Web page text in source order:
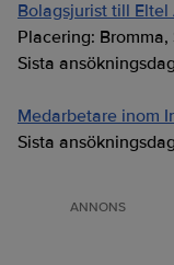
Bolagsjurist till Eltel
Placering:
Sista
Medarbetare inom
Sista
ANNONS